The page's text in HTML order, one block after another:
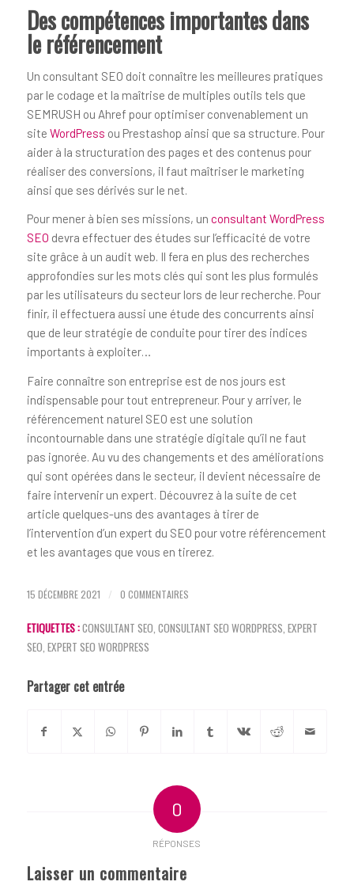
Des compétences importantes dans
le référencement
Un consultant SEO doit connaître les meilleures pratiques
par le codage et la maîtrise de multiples outils tels que
SEMRUSH ou Ahref pour optimiser convenablement un
site WordPress ou Prestashop ainsi que sa structure. Pour
aider à la structuration des pages et des contenus pour
réaliser des conversions, il faut maîtriser le marketing
ainsi que ses dérivés sur le net.
Pour mener à bien ses missions, un consultant WordPress
SEO devra effectuer des études sur l’efficacité de votre
site grâce à un audit web. Il fera en plus des recherches
approfondies sur les mots clés qui sont les plus formulés
par les utilisateurs du secteur lors de leur recherche. Pour
finir, il effectuera aussi une étude des concurrents ainsi
que de leur stratégie de conduite pour tirer des indices
importants à exploiter…
Faire connaître son entreprise est de nos jours est
indispensable pour tout entrepreneur. Pour y arriver, le
référencement naturel SEO est une solution
incontournable dans une stratégie digitale qu’il ne faut
pas ignorée. Au vu des changements et des améliorations
qui sont opérées dans le secteur, il devient nécessaire de
faire intervenir un expert. Découvrez à la suite de cet
article quelques-uns des avantages à tirer de
l’intervention d’un expert du SEO pour votre référencement
et les avantages que vous en tirerez.
15 DÉCEMBRE 2021 / 0 COMMENTAIRES
ETIQUETTES :CONSULTANT SEO CONSULTANT SEO WORDPRESS EXPERT
SEO EXPERT SEO WORDPRESS
Partager cet entrée
0
RÉPONSES
Laisser un commentaire